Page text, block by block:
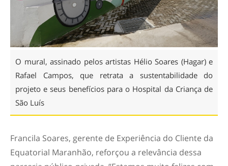
O mural, assinado pelos artistas Hélio Soares (Hagar) e
Rafael Campos, que retrata a sustentabilidade do
projeto e seus benefícios para o Hospital da Criança de
São Luís
Francila Soares, gerente de Experiência do Cliente da
Equatorial Maranhão, reforçou a relevância dessa